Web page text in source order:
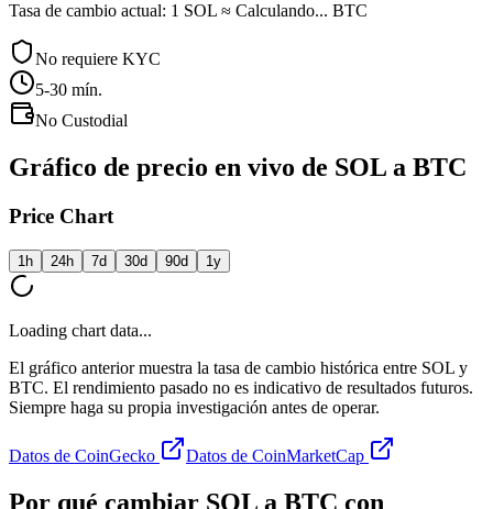
Tasa de cambio actual: 1 SOL ≈ Calculando... BTC
No requiere KYC
5-30 mín.
No Custodial
Gráfico de precio en vivo de SOL a BTC
Price Chart
1h 24h 7d 30d 90d 1y
Loading chart data...
El gráfico anterior muestra la tasa de cambio histórica entre SOL y
BTC. El rendimiento pasado no es indicativo de resultados futuros.
Siempre haga su propia investigación antes de operar.
Datos de CoinGecko Datos de CoinMarketCap
Por qué cambiar SOL a BTC con